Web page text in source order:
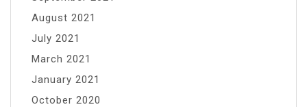
August 2021
July 2021
March 2021
January 2021
October 2020